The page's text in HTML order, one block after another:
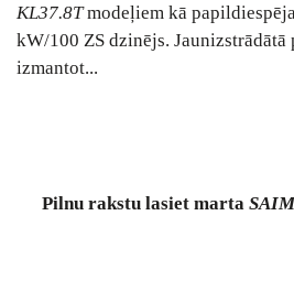
KL37.8Tmodeļiem kā
kW/100 ZS dzinējs. Jaunizstrādātā
izmantot...
Pilnu rakstu lasiet marta